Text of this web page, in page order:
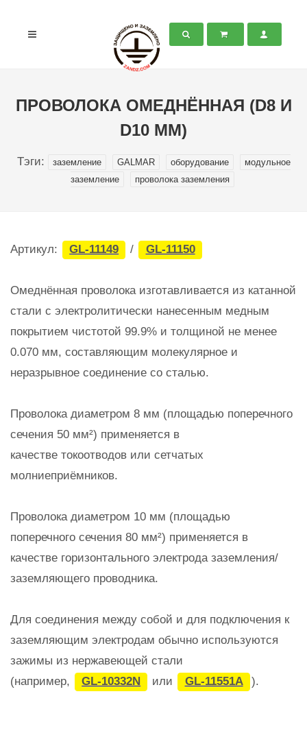
ПРОВОЛОКА ОМЕДНЁННАЯ (D8 И
D10 ММ)
Тэги: заземление GALMAR оборудование
модульное
заземление
проволока заземления
Артикул: GL-11149 / GL-11150
Омеднённая проволока изготавливается из катанной
стали с электролитически нанесенным медным
покрытием чистотой 99.9% и толщиной не менее
0.070 мм, составляющим молекулярное и
неразрывное соединение со сталью.
Проволока диаметром 8 мм (площадью поперечного
сечения 50 мм²) применяется в
качестве токоотводов или сетчатых
молниеприёмников.
Проволока диаметром 10 мм (площадью
поперечного сечения 80 мм²) применяется в
качестве горизонтального электрода заземления/
заземляющего проводника.
Для соединения между собой и для подключения к
заземляющим электродам обычно используются
зажимы из нержавеющей стали
(например,
GL-10332N или GL-11551A ).